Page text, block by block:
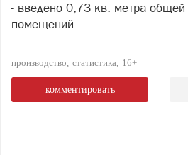
- введено 0,73 кв. метра
помещений.
производство статистика 16+
комментировать